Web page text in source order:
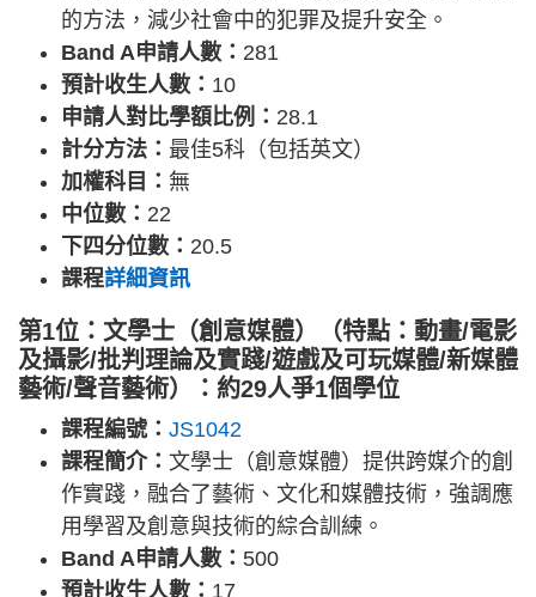
的方法，減少社會中的犯罪及提升安全。
Band A申請人數： 281
預計收生人數： 10
申請人對比學額比例： 28.1
計分方法： 最佳5科（包括英文）
加權科目： 無
中位數： 22
下四分位數： 20.5
課程詳細資訊
第1位：文學士（創意媒體）（特點：動畫/電影
及攝影/批判理論及實踐/遊戲及可玩媒體/新媒體
藝術/聲音藝術）：約29人爭1個學位
課程編號： JS1042
課程簡介： 文學士（創意媒體）提供跨媒介的創
作實踐，融合了藝術、文化和媒體技術，強調應
用學習及創意與技術的綜合訓練。
Band A申請人數： 500
預計收生人數： 17